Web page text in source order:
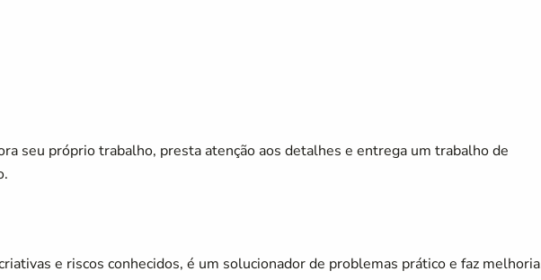
seu próprio trabalho, presta atenção aos detalhes e entrega um trabalho de
e riscos conhecidos, é um solucionador de problemas prático e faz